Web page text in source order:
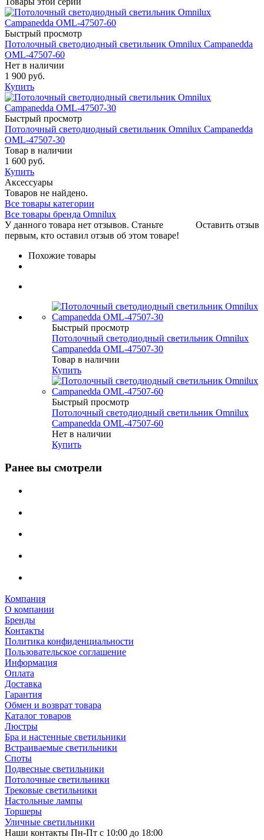
Быстрый просмотр
Потолочный светодиодный светильник Omnilux Campanedda
OML-47507-60
Нет в наличии
1 900 руб.
Купить
Быстрый просмотр
Потолочный светодиодный светильник Omnilux Campanedda
OML-47507-30
Товар в наличии
1 600 руб.
Купить
Аксессуары
Товаров не найдено.
Все товары категории
Все товары бренда Omnilux
Оставить отзыв
У данного товара нет отзывов. Станьте
первым, кто оставил отзыв об этом товаре!
Похожие товары
Быстрый просмотр
Потолочный светодиодный светильник Omnilux
Campanedda OML-47507-30
Товар в наличии
Купить
Быстрый просмотр
Потолочный светодиодный светильник Omnilux
Campanedda OML-47507-60
Нет в наличии
Купить
Ранее вы смотрели
Компания
О компании
Бренды
Контакты
Политика конфиденциальности
Пользовательское соглашение
Информация
Оплата
Доставка
Гарантия
Обмен и возврат товара
Каталог товаров
Люстры
Бра и настенные светильники
Встраиваемые светильники
Споты
Подвесные светильники
Потолочные светильники
Трековые светильники
Настольные лампы
Торшеры
Уличные светильники
Наши контакты Пн-Пт с 10:00 до 18:00